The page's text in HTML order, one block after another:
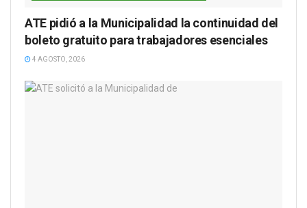
ATE pidió a la Municipalidad la continuidad del
boleto gratuito para trabajadores esenciales
4 AGOSTO, 2026